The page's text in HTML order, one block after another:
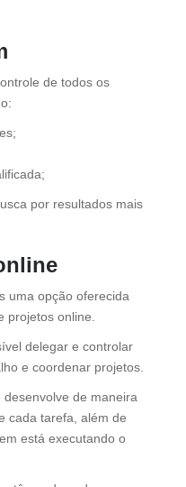
de todos os
por resultados mais
uma opção oferecida
projetos online.
delegar e controlar
e coordenar projetos.
de maneira
cada tarefa, além de
está executando o